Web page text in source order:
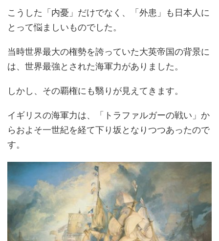
こうした「内憂」だけでなく、「外患」も日本人に
とって悩ましいものでした。
当時世界最大の権勢を誇っていた大英帝国の背景に
は、世界最強とされた海軍力がありました。
しかし、その覇権にも翳りが見えてきます。
イギリスの海軍力は、「トラファルガーの戦い」か
らおよそ一世紀を経て下り坂となりつつあったので
す。